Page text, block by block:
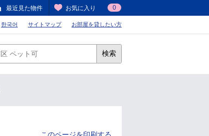
最近見た物件 お気に入り 0
한국어 サイトマップ お部屋を貸したい方
検索